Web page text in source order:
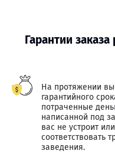
Гарантии
На протяжении
гарантийного
потраченные
написанной под
вас не устроит
соответствовать
заведения.